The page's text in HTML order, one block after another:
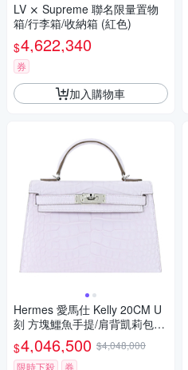
LV ⨯ Supreme 聯名限量置物
箱/行李箱/收納箱 (紅色)
$4,622,340
券
加入購物車
Hermes 愛馬仕 Kelly 20CM U
刻 方塊鱷魚手提/肩背凱莉包(0
9夢幻紫/銀釦)
$4,046,500 $4,048,000
限時下殺
券